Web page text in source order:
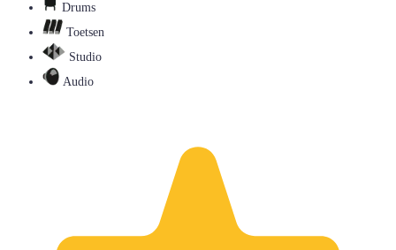
Drums
Toetsen
Studio
Audio